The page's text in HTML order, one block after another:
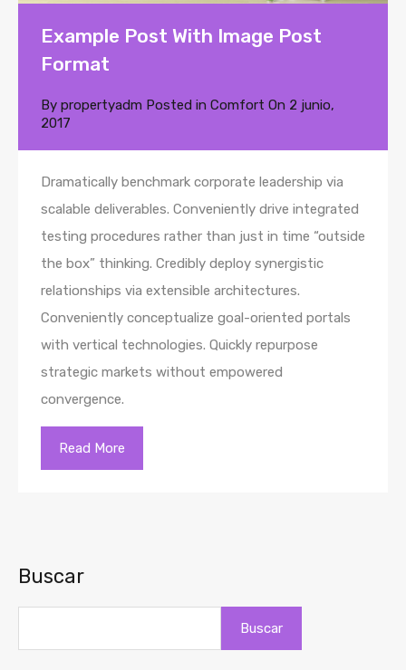
Example Post With Image Post
Format
By propertyadm Posted in Comfort On 2 junio,
2017
Dramatically benchmark corporate leadership via
scalable deliverables. Conveniently drive integrated
testing procedures rather than just in time “outside
the box” thinking. Credibly deploy synergistic
relationships via extensible architectures.
Conveniently conceptualize goal-oriented portals
with vertical technologies. Quickly repurpose
strategic markets without empowered
convergence.
Read More
Buscar
Buscar